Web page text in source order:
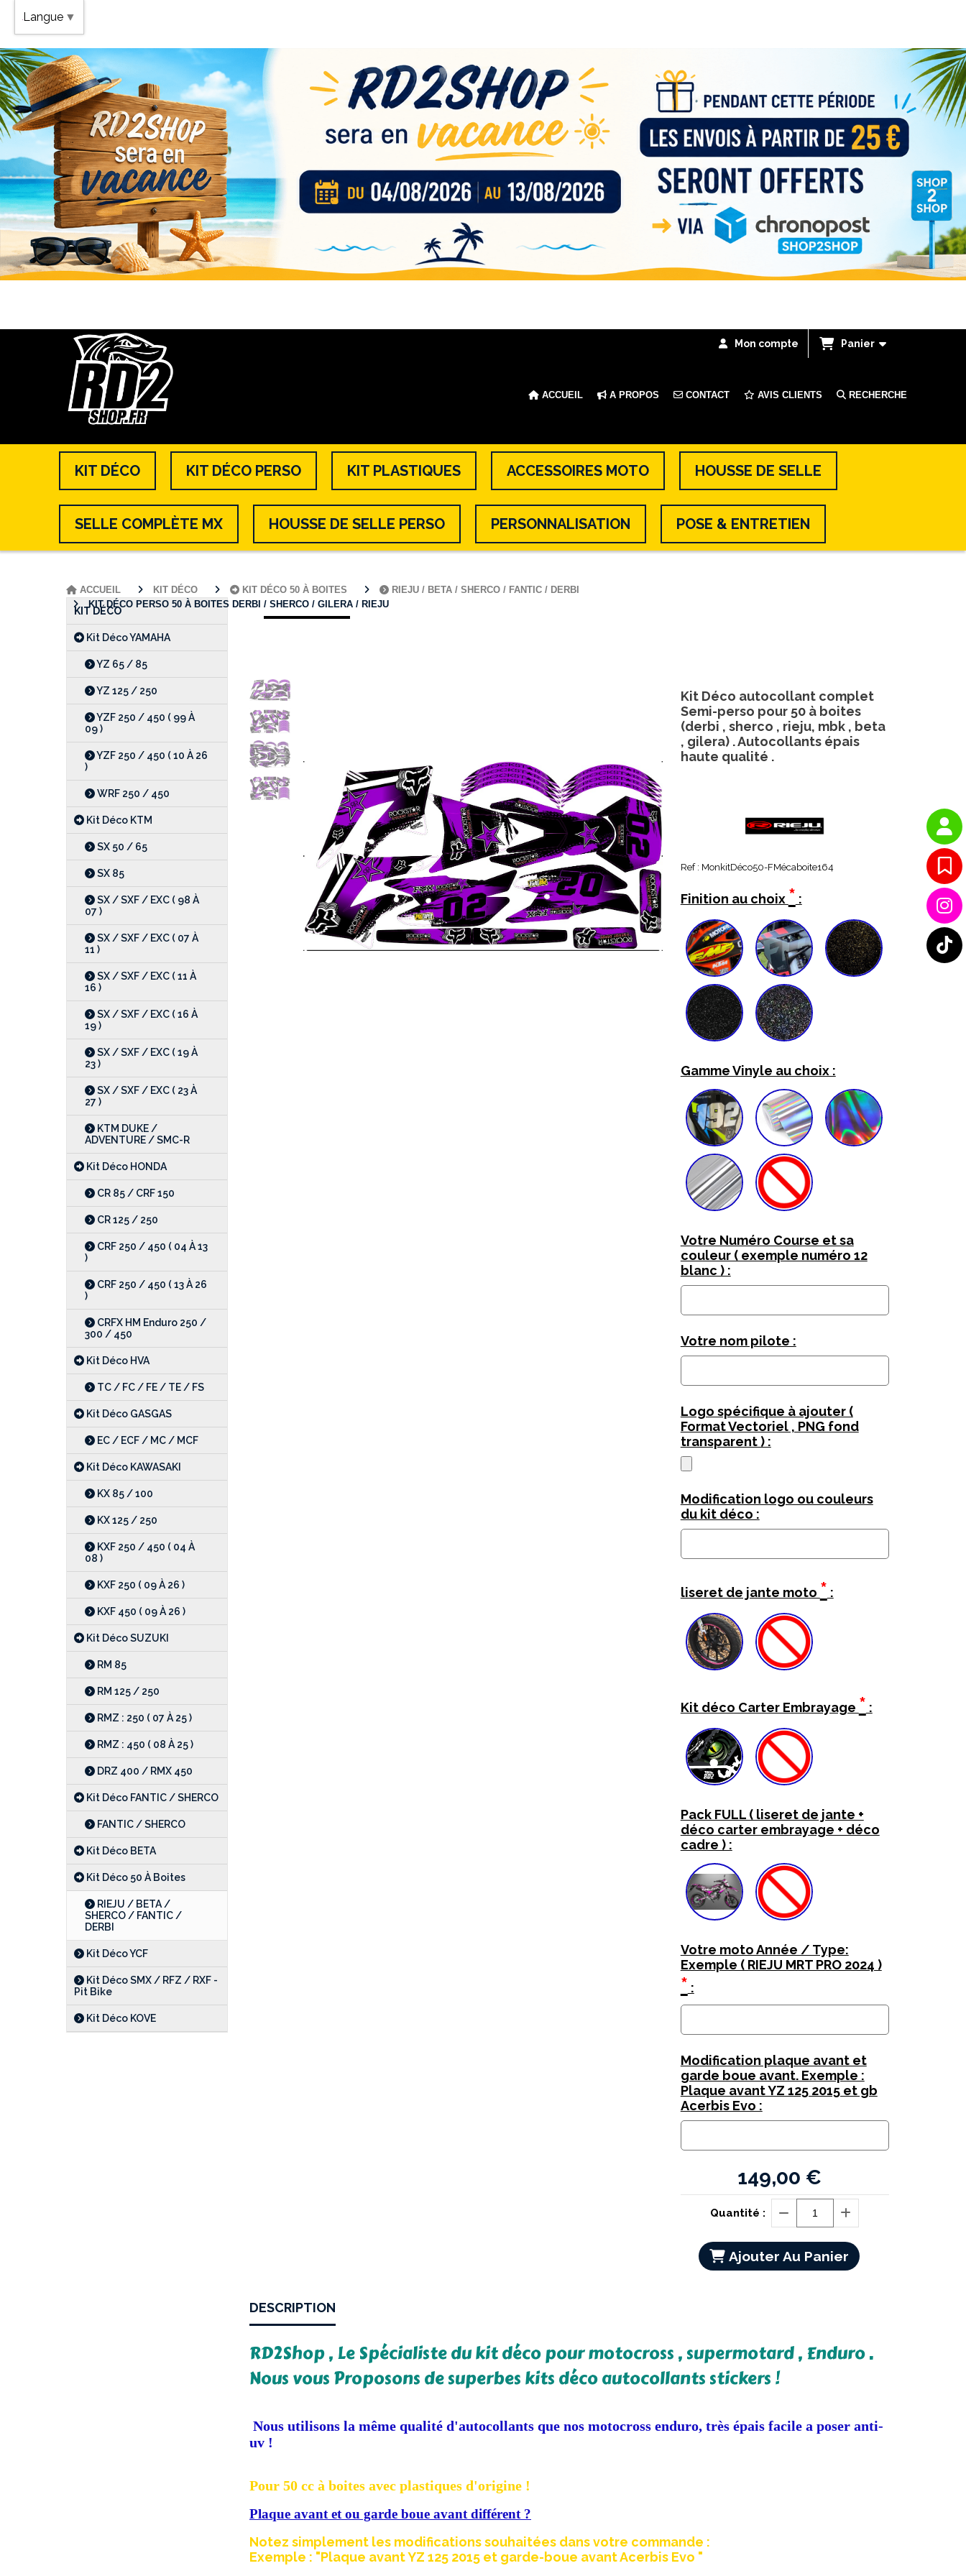
Bandeau
Vacances
Mon compte Panier
ACCUEIL A PROPOS CONTACT AVIS CLIENTS RECHERCHE
KIT DÉCO KIT DÉCO PERSO KIT PLASTIQUES ACCESSOIRES MOTO HOUSSE DE SELLE
SELLE COMPLÈTE MX HOUSSE DE SELLE PERSO PERSONNALISATION POSE & ENTRETIEN
KIT DÉCO
Kit Déco YAMAHA
YZ 65 / 85
YZ 125 / 250
YZF 250 / 450 ( 99 À
09 )
YZF 250 / 450 ( 10 À 26
)
WRF 250 / 450
Kit Déco KTM
SX 50 / 65
SX 85
SX / SXF / EXC ( 98 À
07 )
SX / SXF / EXC ( 07 À
11 )
SX / SXF / EXC ( 11 À
16 )
SX / SXF / EXC ( 16 À
19 )
SX / SXF / EXC ( 19 À
23 )
SX / SXF / EXC ( 23 À
27 )
KTM DUKE /
ADVENTURE / SMC-R
Kit Déco HONDA
CR 85 / CRF 150
CR 125 / 250
CRF 250 / 450 ( 04 À 13
)
CRF 250 / 450 ( 13 À 26
)
CRFX HM Enduro 250 /
300 / 450
Kit Déco HVA
TC / FC / FE / TE / FS
Kit Déco GASGAS
EC / ECF / MC / MCF
Kit Déco KAWASAKI
KX 85 / 100
KX 125 / 250
KXF 250 / 450 ( 04 À
08 )
KXF 250 ( 09 À 26 )
KXF 450 ( 09 À 26 )
Kit Déco SUZUKI
RM 85
RM 125 / 250
RMZ : 250 ( 07 À 25 )
RMZ : 450 ( 08 À 25 )
DRZ 400 / RMX 450
Kit Déco FANTIC / SHERCO
FANTIC / SHERCO
Kit Déco BETA
Kit Déco 50 À Boites
RIEJU / BETA /
SHERCO / FANTIC /
DERBI
Kit Déco YCF
Kit Déco SMX / RFZ / RXF -
Pit Bike
Kit Déco KOVE
ACCUEIL KIT DÉCO KIT DÉCO 50 À BOITES
RIEJU / BETA / SHERCO / FANTIC / DERBI
KIT DÉCO PERSO 50 À BOITES DERBI / SHERCO / GILERA / RIEJU
Ref : MonkitDéco50-FMécaboite164
Finition au choix * :
Gamme Vinyle au choix :
Votre Numéro Course et sa
couleur ( exemple numéro 12
blanc ) :
Votre nom pilote :
Logo spécifique à ajouter (
Format Vectoriel , PNG fond
transparent ) :
Modification logo ou couleurs
du kit déco :
liseret de jante moto * :
Kit déco Carter Embrayage * :
Pack FULL ( liseret de jante +
déco carter embrayage + déco
cadre ) :
Votre moto Année / Type:
Exemple ( RIEJU MRT PRO 2024 )
* :
Modification plaque avant et
garde boue avant. Exemple :
Plaque avant YZ 125 2015 et gb
Acerbis Evo :
149,00 €
Quantité :
Ajouter Au Panier
Kit Déco autocollant complet
Semi-perso pour 50 à boites
(derbi , sherco , rieju, mbk , beta
, gilera) . Autocollants épais
haute qualité .
DESCRIPTION
RD2Shop , Le Spécialiste du kit déco pour motocross , supermotard , Enduro .
Nous vous Proposons de superbes kits déco autocollants stickers !
Nous utilisons la même qualité d'autocollants que nos motocross enduro, très épais facile a poser anti-
uv !
Pour 50 cc à boites avec plastiques d'origine !
Plaque avant et ou garde boue avant différent ?
Notez simplement les modifications souhaitées dans votre commande :
Exemple : "Plaque avant YZ 125 2015 et garde-boue avant Acerbis Evo "
Langue ▼